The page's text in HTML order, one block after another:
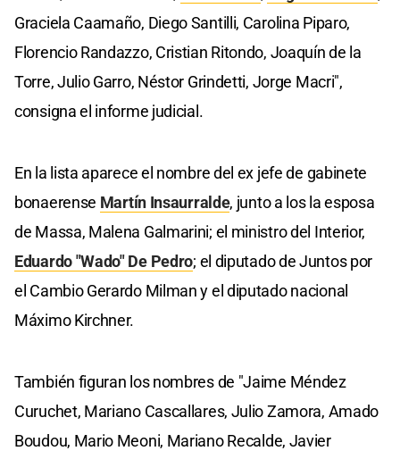
Graciela Caamaño, Diego Santilli, Carolina Piparo,
Florencio Randazzo, Cristian Ritondo, Joaquín de la
Torre, Julio Garro, Néstor Grindetti, Jorge Macri",
consigna el informe judicial.
En la lista aparece el nombre del ex jefe de gabinete
bonaerense Martín Insaurralde, junto a los la esposa
de Massa, Malena Galmarini; el ministro del Interior,
Eduardo "Wado" De Pedro; el diputado de Juntos por
el Cambio Gerardo Milman y el diputado nacional
Máximo Kirchner.
También figuran los nombres de "Jaime Méndez
Curuchet, Mariano Cascallares, Julio Zamora, Amado
Boudou, Mario Meoni, Mariano Recalde, Javier